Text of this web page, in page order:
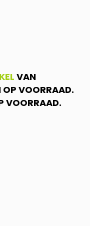
VAN
OP VOORRAAD.
VOORRAAD.